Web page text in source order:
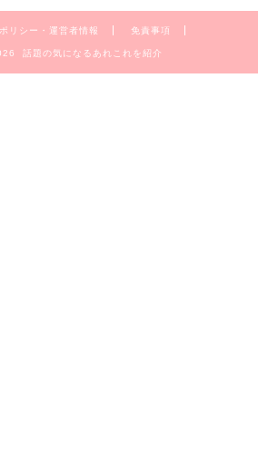
リシー・運営者情報 免責事項
話題の気になるあれこれを紹介